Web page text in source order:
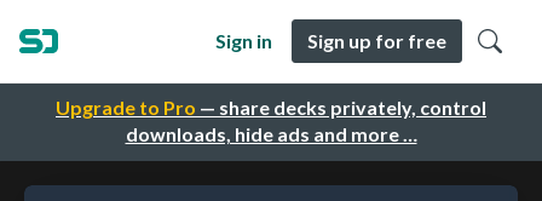
Upgrade to Pro — share decks privately, control
downloads, hide ads and more …
Sign in Sign up for free